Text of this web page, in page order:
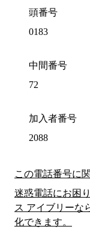
頭番号
0183
中間番号
72
加入者番号
2088
この電話番号に
迷惑電話にお困
ス アイブリーな
化できます。